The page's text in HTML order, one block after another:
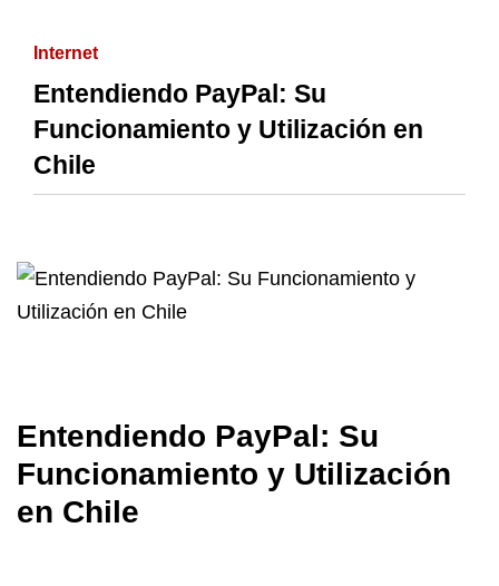
Internet
Entendiendo PayPal: Su
Funcionamiento y Utilización en
Chile
Entendiendo PayPal: Su
Funcionamiento y Utilización
en Chile